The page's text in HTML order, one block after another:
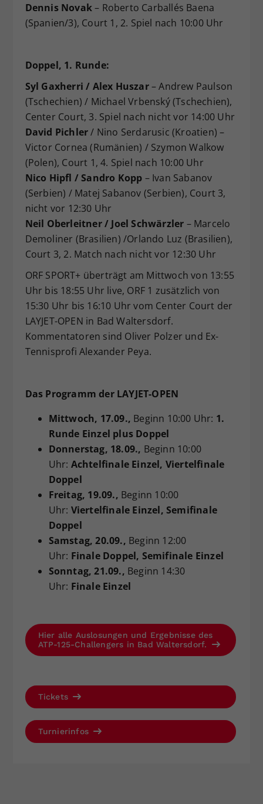
Dennis Novak– Roberto Carballés Baena
(Spanien/3), Court 1, 2. Spiel nach 10:00 Uhr
Doppel, 1. Runde:
Syl Gaxherri / Alex Huszar– Andrew Paulson
(Tschechien) / Michael Vrbenský (Tschechien),
Center Court, 3. Spiel nach nicht vor 14:00 Uhr
David Pichler/ Nino Serdarusic (Kroatien) –
Victor Cornea (Rumänien) / Szymon Walkow
(Polen), Court 1, 4. Spiel nach 10:00 Uhr
Nico Hipfl / Sandro Kopp – Ivan Sabanov
(Serbien) / Matej Sabanov (Serbien), Court 3,
nicht vor 12:30 Uhr
Neil Oberleitner / Joel Schwärzler – Marcelo
Demoliner (Brasilien) /Orlando Luz (Brasilien),
Court 3, 2. Match nach nicht vor 12:30 Uhr
ORF SPORT+ überträgt am Mittwoch von 13:55
Uhr bis 18:55 Uhr live, ORF 1 zusätzlich von
15:30 Uhr bis 16:10 Uhr vom Center Court der
LAYJET-OPEN in Bad Waltersdorf.
Kommentatoren sind Oliver Polzer und Ex-
Tennisprofi Alexander Peya.
Das Programm der LAYJET-OPEN
Mittwoch, 17.09., Beginn 10:00 Uhr: 1.
Runde Einzel plus Doppel
Donnerstag, 18.09., Beginn 10:00
Uhr: Achtelfinale Einzel, Viertelfinale
Doppel
Freitag, 19.09., Beginn 10:00
Uhr: Viertelfinale Einzel, Semifinale
Doppel
Samstag, 20.09., Beginn 12:00
Uhr: Finale Doppel, Semifinale Einzel
Sonntag, 21.09., Beginn 14:30
Uhr: Finale Einzel
Hier alle Auslosungen und Ergebnisse des
ATP-125-Challengers in Bad Waltersdorf.
Tickets
Turnierinfos